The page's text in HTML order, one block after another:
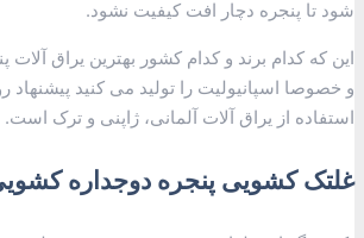
شود تا پنجره دچار افت کیفیت نشود.
این که کدام برند و کدام کشور بهترین یراق
و خصوصا اسپانیولیت را تولید می کنید پیشنهاد
استفاده از یراق آلات آلمانی، ژاپنی و ترک است.
غلتک کشویی پنجره دوجداره